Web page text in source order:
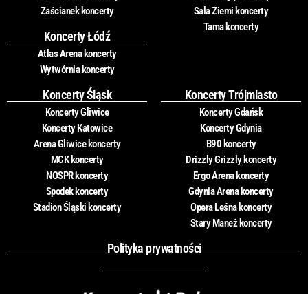
Zaścianek koncerty
Koncerty Łódź
Atlas Arena koncerty
Wytwórnia koncerty
Sala Ziemi koncerty
Tama koncerty
Koncerty Śląsk
Koncerty Gliwice
Koncerty Katowice
Arena Gliwice koncerty
MCK koncerty
NOSPR koncerty
Spodek koncerty
Stadion Śląski koncerty
Koncerty Trójmiasto
Koncerty Gdańsk
Koncerty Gdynia
B90 koncerty
Drizzly Grizzly koncerty
Ergo Arena koncerty
Gdynia Arena koncerty
Opera Leśna koncerty
Stary Maneż koncerty
Polityka prywatności